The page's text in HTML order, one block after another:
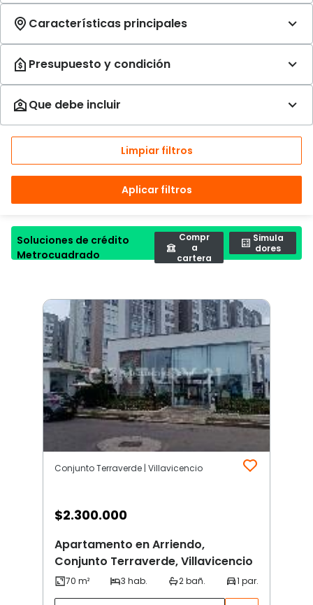
Limpiar filtros
Aplicar filtros
Soluciones de crédito
Metrocuadrado
Compr
a
cartera
Simula
dores
Conjunto Terraverde | Villavicencio
$2.300.000
Apartamento en Arriendo,
Conjunto Terraverde, Villavicencio